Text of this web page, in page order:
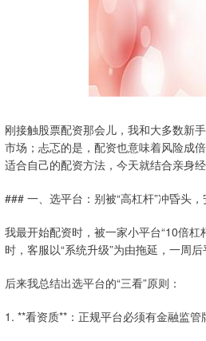
刚接触股票配资那会儿，我和大多数新
市场；忐忑的是，配资也意味着风险成
适合自己的配资方法，今天就结合亲身
### 一、选平台：别被“高杠杆”冲昏头
我最开始配资时，被一家小平台“10倍
时，客服以“系统升级”为由拖延，一周
后来我总结出选平台的“三看”原则：
1. **看资质**：正规平台必须有金融监